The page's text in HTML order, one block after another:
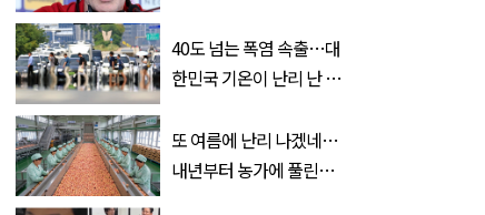
40도 넘는 폭염 속출…대
한민국 기온이 난리 난 이
능
또 여름에 난리 나겠네…
내년부터 농가에 풀린다는